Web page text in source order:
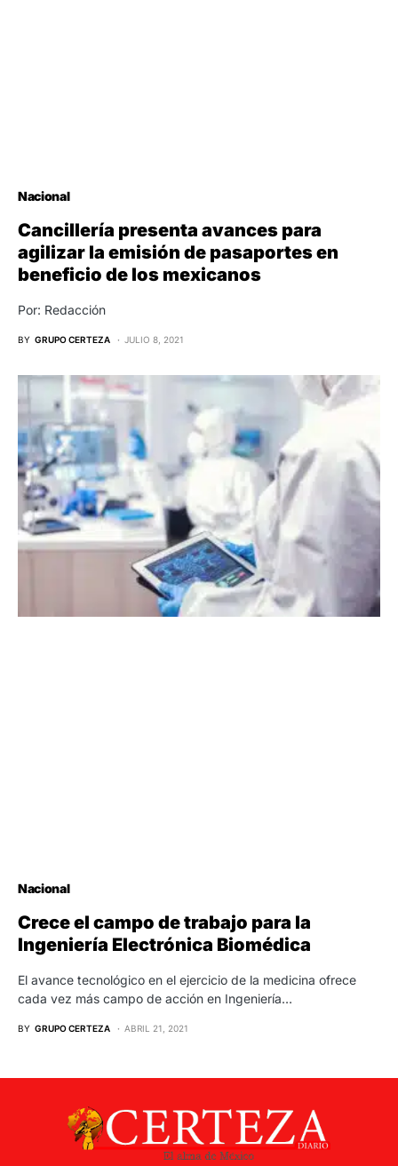
Nacional
Cancillería presenta avances para
agilizar la emisión de pasaportes en
beneficio de los mexicanos
Por: Redacción
BY GRUPO CERTEZA JULIO 8, 2021
Nacional
Crece el campo de trabajo para la
Ingeniería Electrónica Biomédica
El avance tecnológico en el ejercicio de la medicina ofrece
cada vez más campo de acción en Ingeniería…
BY GRUPO CERTEZA ABRIL 21, 2021